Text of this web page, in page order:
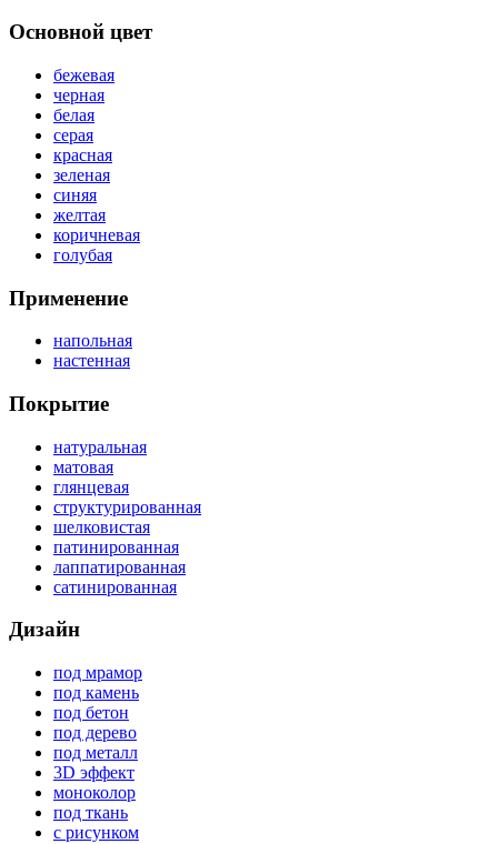
Основной цвет
бежевая
черная
белая
серая
красная
зеленая
синяя
желтая
коричневая
голубая
Применение
напольная
настенная
Покрытие
натуральная
матовая
глянцевая
структурированная
шелковистая
патинированная
лаппатированная
сатинированная
Дизайн
под мрамор
под камень
под бетон
под дерево
под металл
3D эффект
моноколор
под ткань
с рисунком